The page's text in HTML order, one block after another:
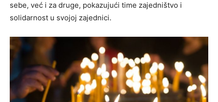
sebe, već i za druge, pokazujući time zajedništvo i
solidarnost u svojoj zajednici.